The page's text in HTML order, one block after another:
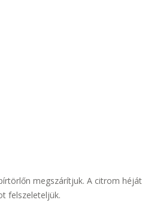
megszárítjuk. A citrom héját
felszeleteljük.